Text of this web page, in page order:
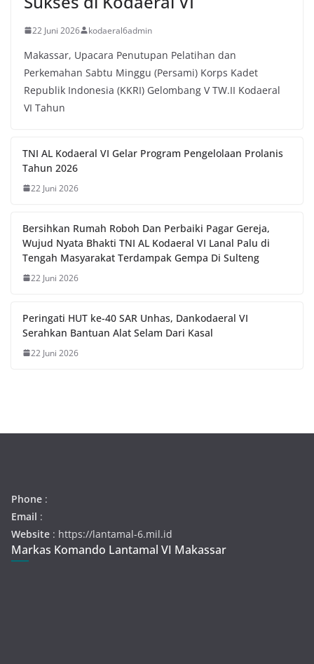
22 Juni 2026 kodaeral6admin
Makassar, Upacara Penutupan Pelatihan dan
Perkemahan Sabtu Minggu (Persami) Korps Kadet
Republik Indonesia (KKRI) Gelombang V TW.II Kodaeral
VI Tahun
TNI AL Kodaeral VI Gelar Program Pengelolaan Prolanis
Tahun 2026
22 Juni 2026
Bersihkan Rumah Roboh Dan Perbaiki Pagar Gereja,
Wujud Nyata Bhakti TNI AL Kodaeral VI Lanal Palu di
Tengah Masyarakat Terdampak Gempa Di Sulteng
22 Juni 2026
Peringati HUT ke-40 SAR Unhas, Dankodaeral VI
Serahkan Bantuan Alat Selam Dari Kasal
22 Juni 2026
Phone :
Email :
Website : https://lantamal-6.mil.id
Markas Komando Lantamal VI Makassar